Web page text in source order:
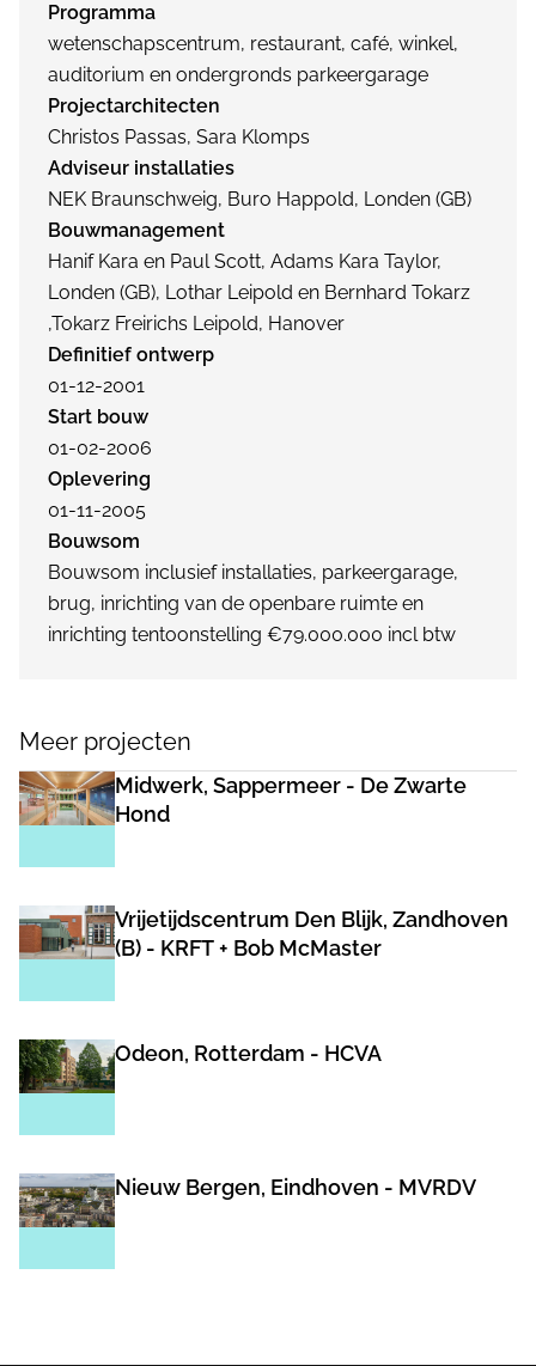
Programma
wetenschapscentrum, restaurant, café, winkel,
auditorium en ondergronds parkeergarage
Projectarchitecten
Christos Passas, Sara Klomps
Adviseur installaties
NEK Braunschweig, Buro Happold, Londen (GB)
Bouwmanagement
Hanif Kara en Paul Scott, Adams Kara Taylor,
Londen (GB), Lothar Leipold en Bernhard Tokarz
,Tokarz Freirichs Leipold, Hanover
Definitief ontwerp
01-12-2001
Start bouw
01-02-2006
Oplevering
01-11-2005
Bouwsom
Bouwsom inclusief installaties, parkeergarage,
brug, inrichting van de openbare ruimte en
inrichting tentoonstelling €79.000.000 incl btw
Meer projecten
Midwerk, Sappermeer - De Zwarte
Hond
Vrijetijdscentrum Den Blijk, Zandhoven
(B) - KRFT + Bob McMaster
Odeon, Rotterdam - HCVA
Nieuw Bergen, Eindhoven - MVRDV